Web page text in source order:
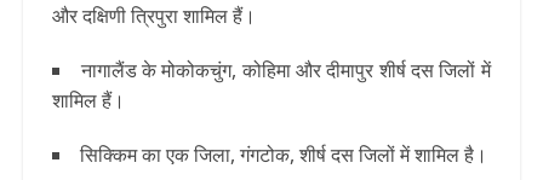
और दक्षिणी त्रिपुरा शामिल हैं।
नागालैंड के मोकोकचुंग, कोहिमा और दीमापुर शीर्ष दस जिलों में
शामिल हैं।
सिक्किम का एक जिला, गंगटोक, शीर्ष दस जिलों में शामिल है।